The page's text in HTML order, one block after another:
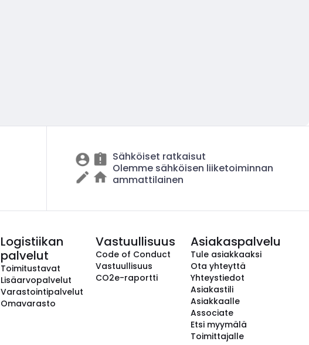
Sähköiset ratkaisut
Olemme sähköisen liiketoiminnan
ammattilainen
Logistiikan
palvelut
Toimitustavat
Lisäarvopalvelut
Varastointipalvelut
Omavarasto
Vastuullisuus
Code of Conduct
Vastuullisuus
CO2e-raportti
Asiakaspalvelu
Tule asiakkaaksi
Ota yhteyttä
Yhteystiedot
Asiakastili
Asiakkaalle
Associate
Etsi myymälä
Toimittajalle